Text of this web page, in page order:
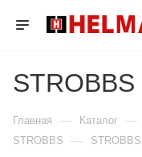
Главная — Каталог —
STROBBS —